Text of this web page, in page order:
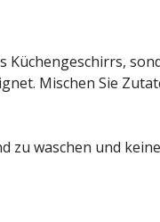
Mischen Sie
waschen und